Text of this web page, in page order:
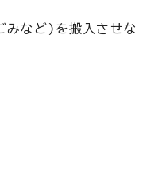
みなど)を搬入させな